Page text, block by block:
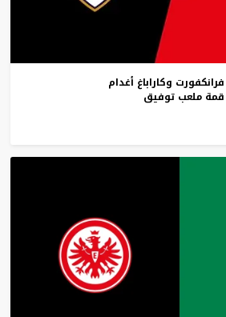
فرانكفورت وكاراباغ أغدام
قمة ملعب توفيق